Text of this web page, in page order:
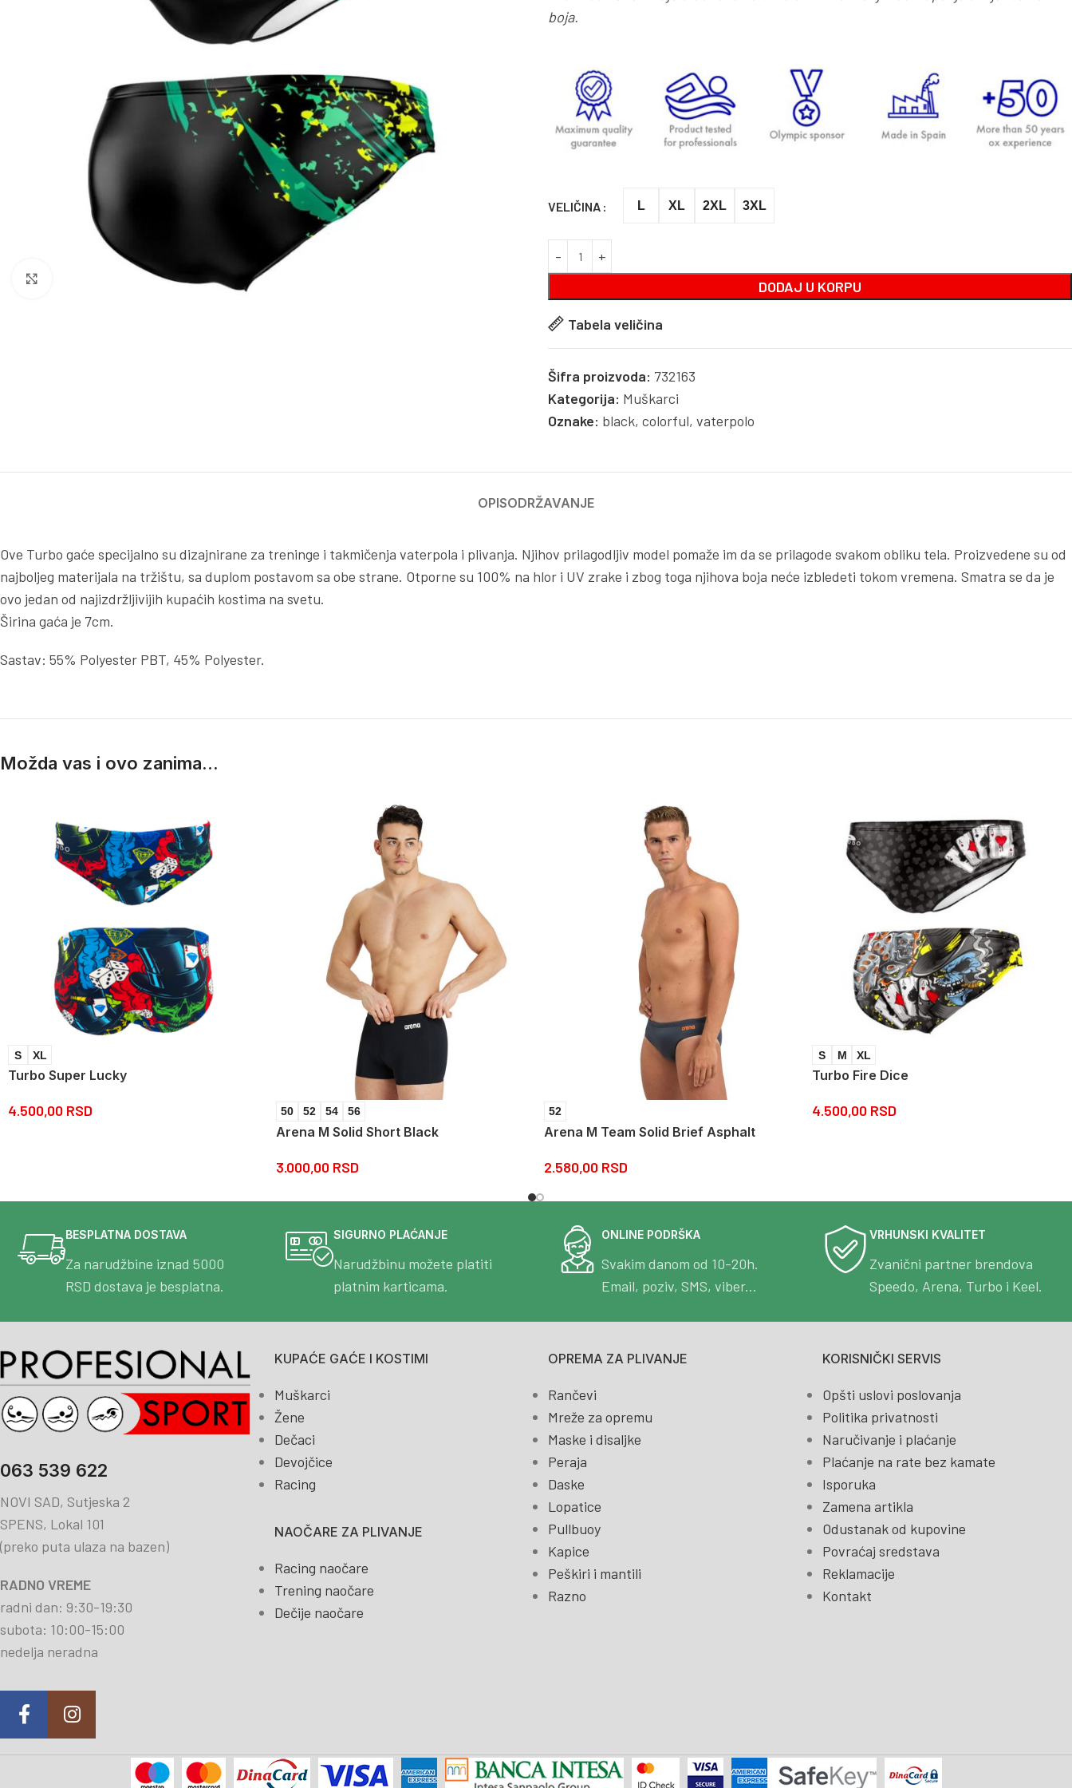
Kliknite za uvećanje
boja.
VELIČINA L XL 2XL 3XL
DODAJ U KORPU
Tabela veličina
Šifra proizvoda: 732163
Kategorija: Muškarci
Oznake: black, colorful, vaterpolo
OPISODRŽAVANJE
Ove Turbo gaće specijalno su dizajnirane za treninge i takmičenja vaterpola i plivanja. Njihov prilagodljiv model pomaže im da se prilagode svakom obliku tela. Proizvedene su od
najboljeg materijala na tržištu, sa duplom postavom sa obe strane. Otporne su 100% na hlor i UV zrake i zbog toga njihova boja neće izbledeti tokom vremena. Smatra se da je
ovo jedan od najizdržljivijih kupaćih kostima na svetu.
Širina gaća je 7cm.
Sastav: 55% Polyester PBT, 45% Polyester.
Možda vas i ovo zanima...
S XL
Turbo Super Lucky
4.500,00 RSD 50 52 54 56
Arena M Solid Short Black
3.000,00 RSD
52
Arena M Team Solid Brief Asphalt
2.580,00 RSD
S M XL
Turbo Fire Dice
4.500,00 RSD
BESPLATNA DOSTAVA
Za narudžbine iznad 5000
RSD dostava je besplatna.
SIGURNO PLAĆANJE
Narudžbinu možete platiti
platnim karticama.
ONLINE PODRŠKA
Svakim danom od 10-20h.
Email, poziv, SMS, viber...
VRHUNSKI KVALITET
Zvanični partner brendova
Speedo, Arena, Turbo i Keel.
063 539 622
NOVI SAD, Sutjeska 2
SPENS, Lokal 101
(preko puta ulaza na bazen)
RADNO VREME
radni dan: 9:30-19:30
subota: 10:00-15:00
nedelja neradna
KUPAĆE GAĆE I KOSTIMI
Muškarci
Žene
Dečaci
Devojčice
Racing
NAOČARE ZA PLIVANJE
Racing naočare
Trening naočare
Dečije naočare
OPREMA ZA PLIVANJE
Rančevi
Mreže za opremu
Maske i disaljke
Peraja
Daske
Lopatice
Pullbuoy
Kapice
Peškiri i mantili
Razno
KORISNIČKI SERVIS
Opšti uslovi poslovanja
Politika privatnosti
Naručivanje i plaćanje
Plaćanje na rate bez kamate
Isporuka
Zamena artikla
Odustanak od kupovine
Povraćaj sredstava
Reklamacije
Kontakt